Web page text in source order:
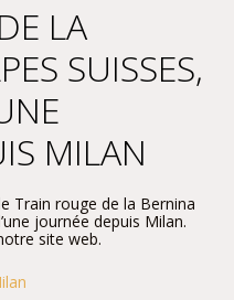
LA
SUISSES,
MILAN
Train rouge de la Bernina
journée depuis Milan.
site web.